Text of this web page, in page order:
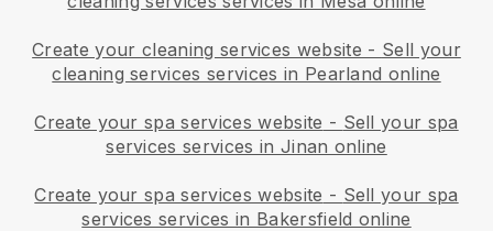
Create your cleaning services website - Sell your
cleaning services services in Pearland online
Create your spa services website - Sell your spa
services services in Jinan online
Create your spa services website - Sell your spa
services services in Bakersfield online